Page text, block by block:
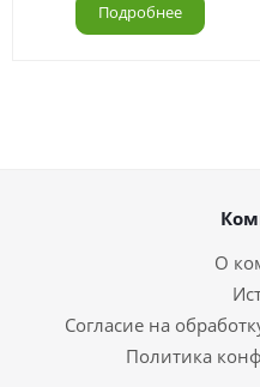
Подробнее
О
Согласие на
Политика